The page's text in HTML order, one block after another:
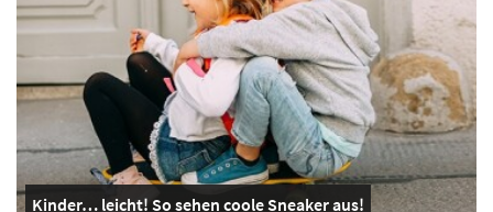
Kinder… leicht! So sehen coole Sneaker aus!